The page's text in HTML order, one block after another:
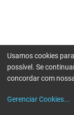
Usamos cookies
possível. Se
concordar com
Gerenciar Cookies...
Erro ao enviar